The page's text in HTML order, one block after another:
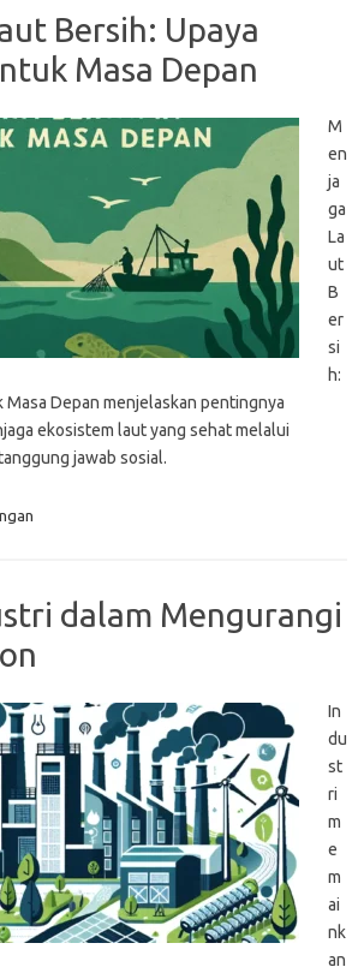
Bersih: Upaya
Masa Depan
M
en
ja
ga
La
ut
B
er
si
h:
Masa Depan menjelaskan pentingnya
ekosistem laut yang sehat melalui
jawab sosial.
dalam Mengurangi
In
du
st
ri
m
e
m
ai
nk
an